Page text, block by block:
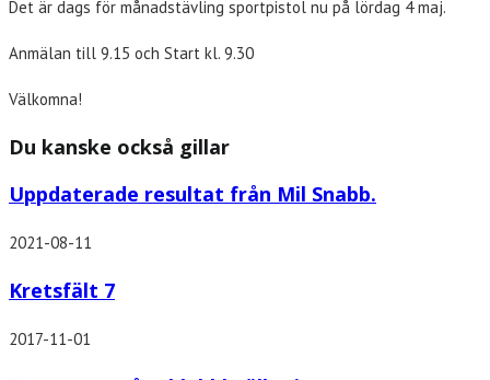
Det är dags för månadstävling sportpistol nu på lördag 4 maj.
Anmälan till 9.15 och Start kl. 9.30
Välkomna!
Du kanske också gillar
Uppdaterade resultat från Mil Snabb.
2021-08-11
Kretsfält 7
2017-11-01